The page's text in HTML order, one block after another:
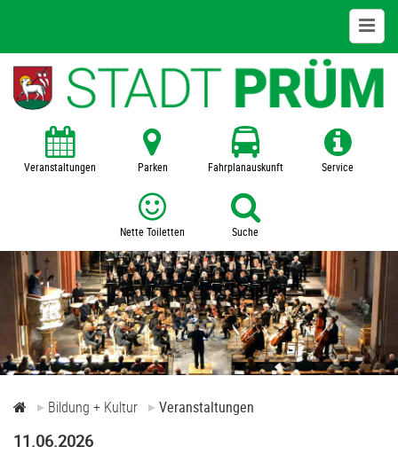
Bildung + Kultur
Kita
Schulen
Zentralbücherei
Museum
SFZ Prümer Land
Veranstaltungen Parken Fahrplanauskunft Service
Nette Toiletten Suche
Bildung + Kultur Veranstaltungen
11.06.2026